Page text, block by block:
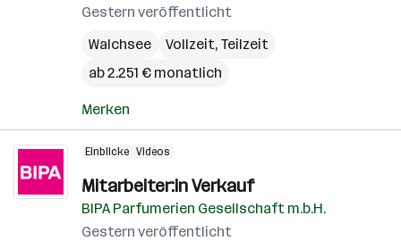
Gestern veröffentlicht
Walchsee
Vollzeit, Teilzeit
ab 2.251 € monatlich
Merken
Einblicke Videos
Mitarbeiter:in Verkauf
BIPA Parfumerien Gesellschaft m.b.H.
Gestern veröffentlicht